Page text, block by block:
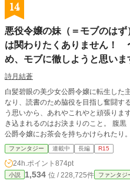
14
悪役令嬢の妹（＝モブのは
は関わりたくありません！
め、モブに徹しようと思いま
詩月結蒼
白髪碧眼の美少女公爵令嬢に転生した
なり、読書のため脇役を目指し奮闘するお話です。 読書時
う思いから、あれやこれやと頑張りま
き込まれるのはお決まりのこと。 腹黒（？）王子にウザ絡みされたり、ほかの
公爵令嬢にお茶会を持ちかけられたり
者にし、またあるときは主要人物と
に、いつのまにか逆方向に走ってる！？ ✳︎略称はあくモブです ✳︎毎週火曜日と
金曜日午前0時更新です。 ✳︎ファンタ
うございます（2025年10月7日） ✳︎カ
ファンタジー 連載中 長編 R15
24h.ポイント 874pt
小説 1,534 位 / 228,725件 ファンタジ